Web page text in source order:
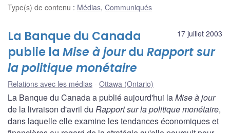
Type(s) de contenu : Médias, Communiqués
17 juillet 2003
La Banque du Canada
publie la Mise à jourdu Rapport sur
la politique monétaire
Relations avec les médias Ottawa (Ontario)
La Banque du Canada a publié aujourd'hui laMise à jour
de la livraison d'avril du Rapport sur la politique monétaire,
dans laquelle elle examine les tendances économiques et